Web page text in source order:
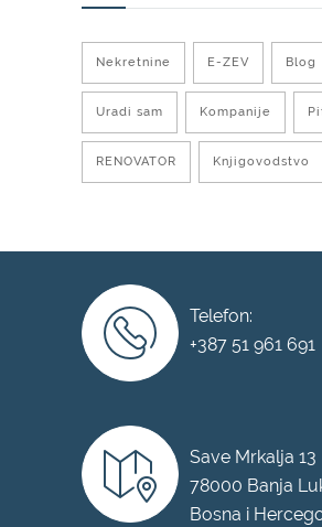
Nekretnine E-ZEV Blog
Uradi sam Kompanije
RENOVATOR Knjigovodstvo
Telefon:
+387 51 961 691
Save Mrkalja 13
78000 Banja
Bosna i